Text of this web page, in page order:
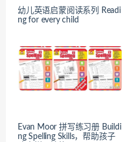
幼儿英语启蒙阅读系列 Readi
ng for every child
Evan Moor 拼写练习册 Buildi
ng Spelling Skills，帮助孩子